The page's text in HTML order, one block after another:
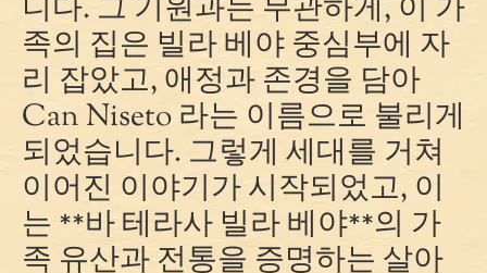
니다. 그 기원과는 무관하게, 이 가
족의 집은 빌라 베야 중심부에 자
리 잡았고, 애정과 존경을 담아
Can Niseto 라는 이름으로 불리게
되었습니다. 그렇게 세대를 거쳐
이어진 이야기가 시작되었고, 이
는 **바 테라사 빌라 베야**의 가
족 유산과 전통을 증명하는 살아